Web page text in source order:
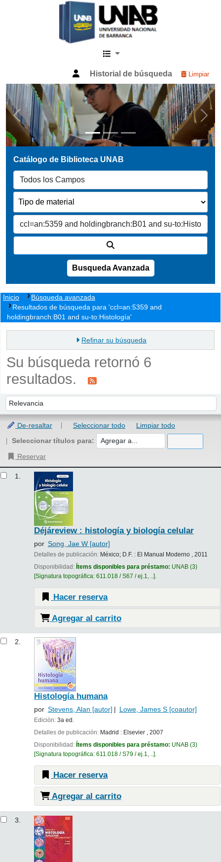
Catalogo Web UNAB
Historial de búsqueda Limpiar
Previous Next
Busqueda Avanzada
Inicio
Búsqueda avanzada
Resultados de búsqueda para 'ccl=an:5359 and
holdingbranch:B01 and su-to:Histología'
Refinar su búsqueda
Su búsqueda retornó 6
resultados.
Ordenar por:
De-resaltar Seleccionar todo
Limpiar todo
Seleccionar títulos para:
Reservar
1.
Déjáreview : histología y biología celular
por Song, Jae W[autor]
Detalles de publicación: México; D.F. : El Manual Moderno , 2011
Disponibilidad: Ítems disponibles para préstamo: UNAB(3)
Signatura topográfica: 611.018 / S67 / ej.1, .. .
Hacer reserva
Agregar al carrito
2.
Histología humana
por Stevens, Alan [autor] Lowe, James S[coautor]
Edición: 3a ed.
Detalles de publicación: Madrid : Elsevier , 2007
Disponibilidad: Ítems disponibles para préstamo: UNAB(3)
Signatura topográfica: 611.018 / S79 / ej.1, .. .
Hacer reserva
Agregar al carrito
3.